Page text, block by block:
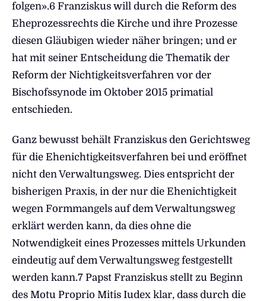
folgen».6 Franziskus will durch die Reform des
Eheprozessrechts die Kirche und ihre Prozesse
diesen Gläubigen wieder näher bringen; und er
hat mit seiner Entscheidung die Thematik der
Reform der Nichtigkeitsverfahren vor der
Bischofssynode im Oktober 2015 primatial
entschieden.
Ganz bewusst behält Franziskus den Gerichtsweg
für die Ehenichtigkeitsverfahren bei und eröffnet
nicht den Verwaltungsweg. Dies entspricht der
bisherigen Praxis, in der nur die Ehenichtigkeit
wegen Formmangels auf dem Verwaltungsweg
erklärt werden kann, da dies ohne die
Notwendigkeit eines Prozesses mittels Urkunden
eindeutig auf dem Verwaltungsweg festgestellt
werden kann.7 Papst Franziskus stellt zu Beginn
des Motu Proprio Mitis Iudex klar, dass durch die